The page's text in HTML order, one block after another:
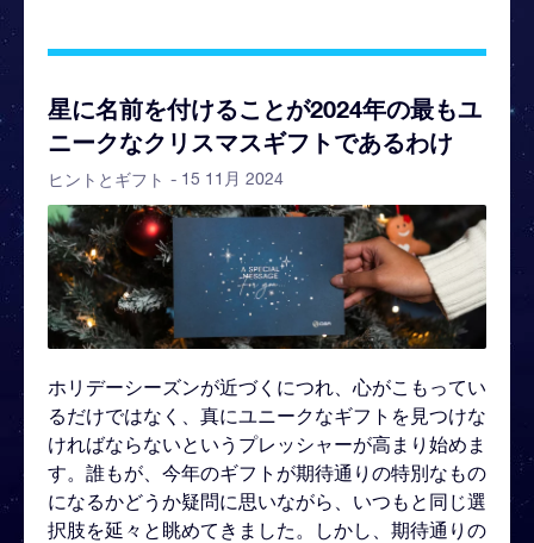
星に名前を付けることが2024年の最もユ
ニークなクリスマスギフトであるわけ
ヒントとギフト - 15 11月 2024
ホリデーシーズンが近づくにつれ、心がこもってい
るだけではなく、真にユニークなギフトを見つけな
ければならないというプレッシャーが高まり始めま
す。誰もが、今年のギフトが期待通りの特別なもの
になるかどうか疑問に思いながら、いつもと同じ選
択肢を延々と眺めてきました。しかし、期待通りの